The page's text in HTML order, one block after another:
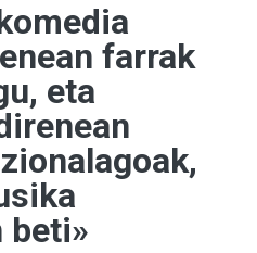
farrak
eta
beti»